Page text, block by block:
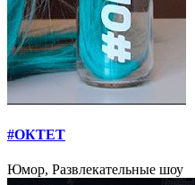
#ОКТЕТ
Юмор, Развлекательные шоу